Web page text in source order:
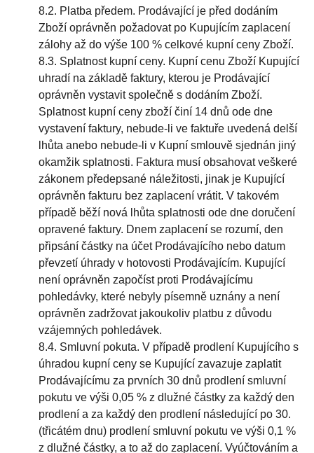
8.2. Platba předem. Prodávající je před dodáním
Zboží oprávněn požadovat po Kupujícím zaplacení
zálohy až do výše 100 % celkové kupní ceny Zboží.
8.3. Splatnost kupní ceny. Kupní cenu Zboží Kupující
uhradí na základě faktury, kterou je Prodávající
oprávněn vystavit společně s dodáním Zboží.
Splatnost kupní ceny zboží činí 14 dnů ode dne
vystavení faktury, nebude-li ve faktuře uvedená delší
lhůta anebo nebude-li v Kupní smlouvě sjednán jiný
okamžik splatnosti. Faktura musí obsahovat veškeré
zákonem předepsané náležitosti, jinak je Kupující
oprávněn fakturu bez zaplacení vrátit. V takovém
případě běží nová lhůta splatnosti ode dne doručení
opravené faktury. Dnem zaplacení se rozumí, den
připsání částky na účet Prodávajícího nebo datum
převzetí úhrady v hotovosti Prodávajícím. Kupující
není oprávněn započíst proti Prodávajícímu
pohledávky, které nebyly písemně uznány a není
oprávněn zadržovat jakoukoliv platbu z důvodu
vzájemných pohledávek.
8.4. Smluvní pokuta. V případě prodlení Kupujícího s
úhradou kupní ceny se Kupující zavazuje zaplatit
Prodávajícímu za prvních 30 dnů prodlení smluvní
pokutu ve výši 0,05 % z dlužné částky za každý den
prodlení a za každý den prodlení následující po 30.
(třicátém dnu) prodlení smluvní pokutu ve výši 0,1 %
z dlužné částky, a to až do zaplacení. Vyúčtováním a